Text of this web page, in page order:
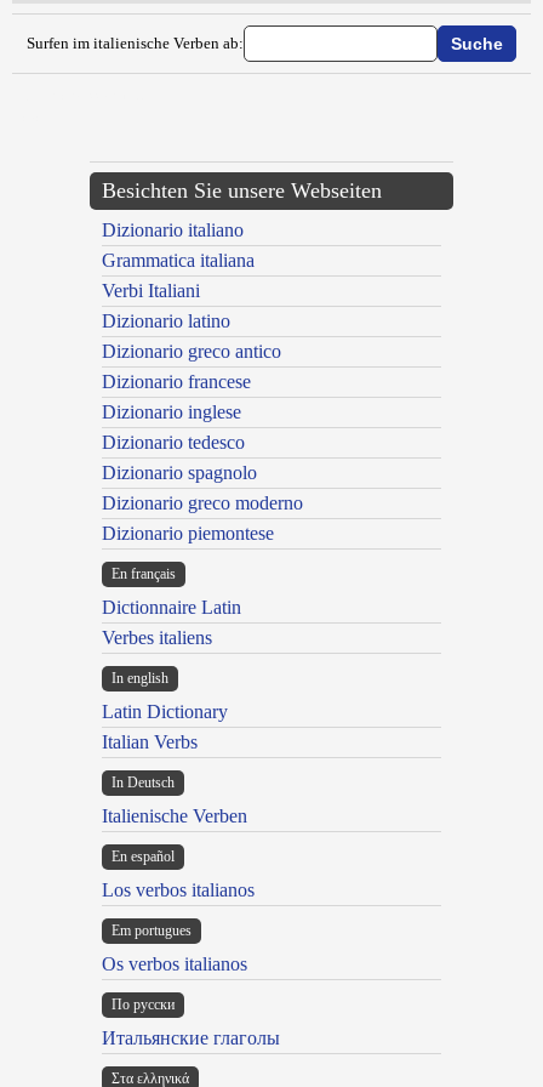
Surfen im italienische Verben ab:
Besichten Sie unsere Webseiten
Dizionario italiano
Grammatica italiana
Verbi Italiani
Dizionario latino
Dizionario greco antico
Dizionario francese
Dizionario inglese
Dizionario tedesco
Dizionario spagnolo
Dizionario greco moderno
Dizionario piemontese
En français
Dictionnaire Latin
Verbes italiens
In english
Latin Dictionary
Italian Verbs
In Deutsch
Italienische Verben
En español
Los verbos italianos
Em portugues
Os verbos italianos
По русски
Итальянские глаголы
Στα ελληνικά